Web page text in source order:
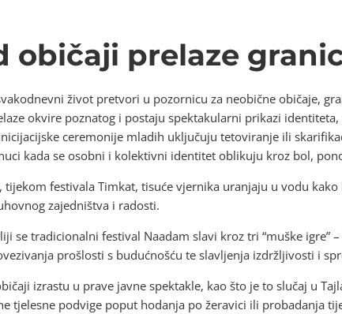
običaji prelaze
život pretvori u pozornicu za neobične običaje,
okvire poznatog i postaju spektakularni prikazi
ceremonije mladih uključuju tetoviranje ili
kada se osobni i kolektivni identitet oblikuju kroz bol,
tijekom festivala Timkat, tisuće vjernika uranjaju u vodu
zajedništva i radosti.
se tradicionalni festival Naadam slavi kroz tri “muške
prošlosti s budućnošću te slavljenja izdržljivosti i
izrastu u prave javne spektakle, kao što je to slučaj u
tjelesne podvige poput hodanja po žeravici ili probadanja